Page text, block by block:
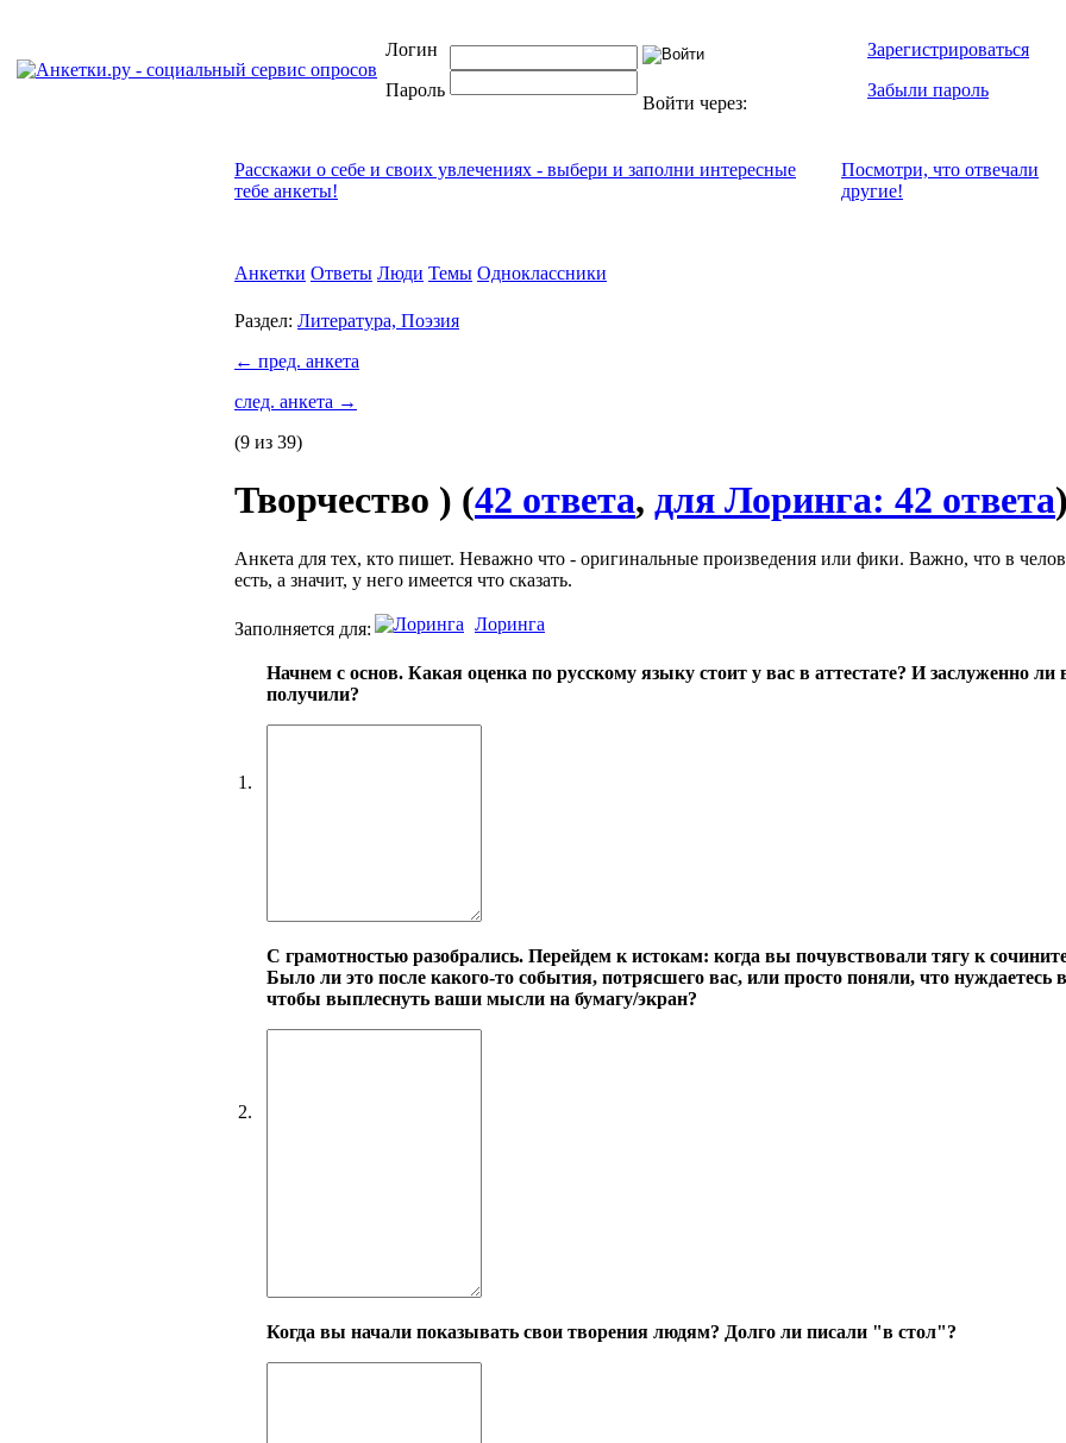
Логин
Пароль
Войти через:
Зарегистрироваться
Забыли пароль
Расскажи о себе и своих увлечениях - выбери и заполни интересные
тебе анкеты!
Посмотри, что отвeчали
другие!
Анкетки Ответы Люди Темы Одноклассники
Раздел: Литература, Поэзия
← пред. анкета
след. анкета →
(9 из 39)
Творчество ) (42 ответа, для Лоринга: 42 ответа)
Анкета для тех, кто пишет. Неважно что - оригинальные произведения или фики. Важно, что в
есть, а значит, у него имеется что сказать.
Заполняется для: Лоринга
1.
Начнем с основ. Какая оценка по русскому языку стоит у вас в аттестате? И заслуженно ли
получили?
2.
С грамотностью разобрались. Перейдем к истокам: когда вы почувствовали тягу к
Было ли это после какого-то события, потрясшего вас, или просто поняли, что нуждаетесь
чтобы выплеснуть ваши мысли на бумагу/экран?
Когда вы начали показывать свои творения людям? Долго ли писали "в стол"?